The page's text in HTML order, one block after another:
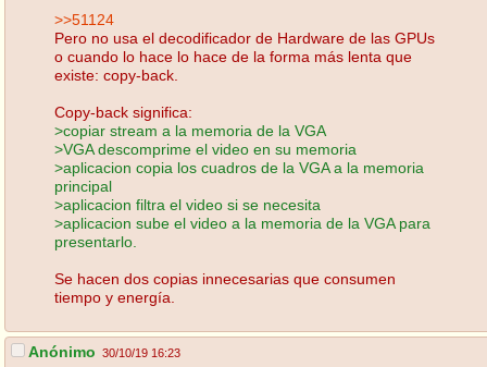
>>51124
Pero no usa el decodificador de Hardware de las GPUs
o cuando lo hace lo hace de la forma más lenta que
existe: copy-back.
Copy-back significa:
>copiar stream a la memoria de la VGA
>VGA descomprime el video en su memoria
>aplicacion copia los cuadros de la VGA a la memoria
principal
>aplicacion filtra el video si se necesita
>aplicacion sube el video a la memoria de la VGA para
presentarlo.
Se hacen dos copias innecesarias que consumen
tiempo y energía.
Anónimo 30/10/19 16:23